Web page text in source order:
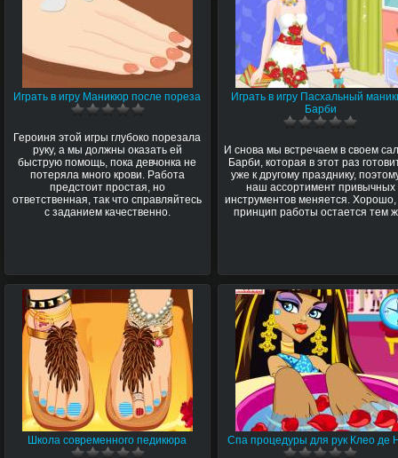
Играть в игру Маникюр после пореза
Героиня этой игры глубоко порезала
руку, а мы должны оказать ей
быструю помощь, пока девчонка не
потеряла много крови. Работа
предстоит простая, но
ответственная, так что справляйтесь
с заданием качественно.
Играть в игру Пасхальный
Барби
И снова мы встречаем в своем
Барби, которая в этот раз
уже к другому празднику,
наш ассортимент привычных
инструментов меняется. Хорошо,
принцип работы остается тем
Школа современного педикюра Спа процедуры для рук Клео де